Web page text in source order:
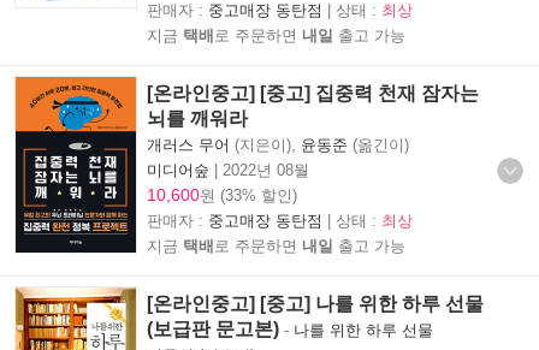
판매자 : 중고매장 동탄점 | 상태 : 최상
지금 택배 로 주문하면 내일 출고 가능
[온라인중고] [중고] 집중력 천재 잠자는
뇌를 깨워라
개러스 무어 (지은이), 윤동준 (옮긴이)
미디어숲
2022년 08월
10,600원 (33% 할인)
판매자 : 중고매장 동탄점 | 상태 : 최상
지금 택배 로 주문하면 내일 출고 가능
[온라인중고] [중고] 나를 위한 하루 선물
(보급판 문고본) - 나를 위한 하루 선물